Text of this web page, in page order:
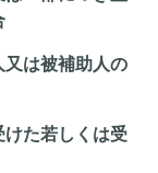
は被補助人の
た若しくは受